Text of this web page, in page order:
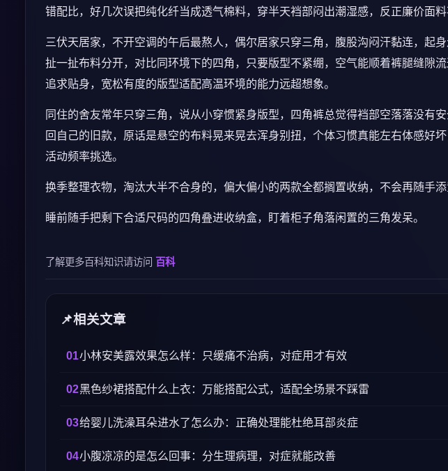
错配比，好几次误把纯化纤当成透气棉料，穿半天裆部闷出潮湿感，反正廉价面
三伏天居家，不开空调的午后最熬人，偶尔居家只穿三角，腹股沟闷汗黏连，起
扯一扯布料分开，对比同环境下的四角，只要版型不紧绷，空气能顺着裤腿缝隙
追求贴身，宽松有度的版型适配高温环境的能力远超想象。
同住的舍友常年只穿三角，说从小穿惯紧身版型，四角裤总觉得裆部空落落没有
回自己的旧款，原话是悬空的布料晃来晃去浑身别扭，个体习惯真能左右体感好
活动频率挑选。
换季整理衣物，淘汰大半不合身的，偏大偏小的两款全都搁置收纳，不会再随手添
睡前随手把剩下合适尺码的四角叠进收纳盒，盯着柜子角落闲置的三角发呆。
了解更多百科知识请访问 百科
相关文章
小林安美露效果怎么样：只缓痛不治病，对症用才有效
黑色纱裙搭配什么上衣：万能搭配公式，适配全场景不踩雷
给婴儿洗澡耳朵进水了怎么办：正确处理能杜绝耳部炎症
小腹凉凉的是怎么回事：分生理病理，对症就能改善